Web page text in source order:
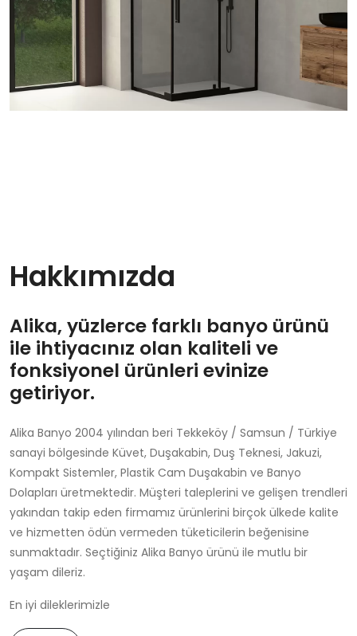
Hakkımızda
Alika, yüzlerce farklı banyo ürünü
ile ihtiyacınız olan kaliteli ve
fonksiyonel ürünleri evinize
getiriyor.
Alika Banyo 2004 yılından beri Tekkeköy / Samsun / Türkiye
sanayi bölgesinde Küvet, Duşakabin, Duş Teknesi, Jakuzi,
Kompakt Sistemler, Plastik Cam Duşakabin ve Banyo
Dolapları üretmektedir. Müşteri taleplerini ve gelişen trendleri
yakından takip eden firmamız ürünlerini birçok ülkede kalite
ve hizmetten ödün vermeden tüketicilerin beğenisine
sunmaktadır. Seçtiğiniz Alika Banyo ürünü ile mutlu bir
yaşam dileriz.
En iyi dileklerimizle